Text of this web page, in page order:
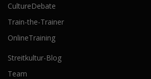
CultureDebate
Train-the-Trainer
OnlineTraining
Streitkultur-Blog
Team